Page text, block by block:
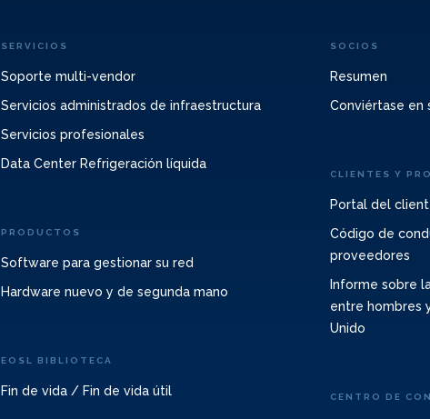
SERVICIOS
Soporte multi-vendor
Servicios administrados de infraestructura
Servicios profesionales
Data Center Refrigeración líquida
PRODUCTOS
Software para gestionar su red
Hardware nuevo y de segunda mano
EOSL BIBLIOTECA
Fin de vida / Fin de vida útil
SOCIOS
Resumen
Conviértase en
CLIENTES Y
Portal del
Código de
proveedores
Informe sobre
entre hombres
Unido
CENTRO DE